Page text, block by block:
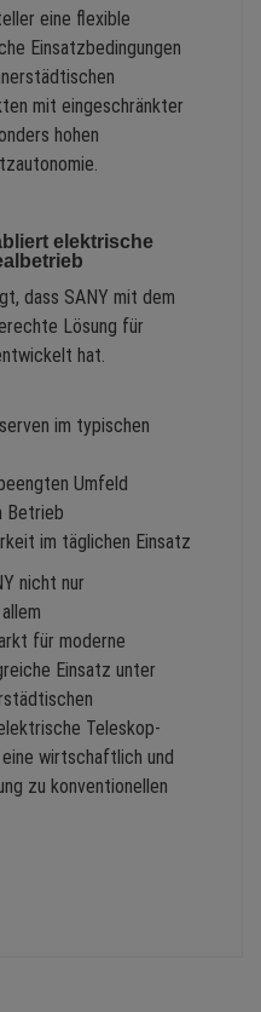
eine flexible
Einsatzbedingungen
mit eingeschränkter
hohen
elektrische
dass SANY mit dem
Lösung für
hat.
im typischen
Umfeld
Betrieb
im täglichen Einsatz
nicht nur
für moderne
Einsatz unter
Teleskop-
wirtschaftlich und
zu konventionellen